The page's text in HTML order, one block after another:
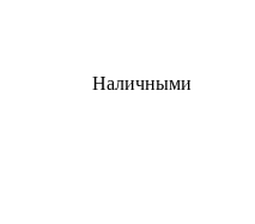
Наличными